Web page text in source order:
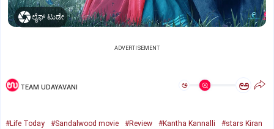
ಲೈಫ್‌ ಟುಡೇ
ADVERTISEMENT
TEAM UDAYAVANI ಅ ಅ
#Life Today #Sandalwood movie #Review #Kantha Kannalli
#stars Kiran